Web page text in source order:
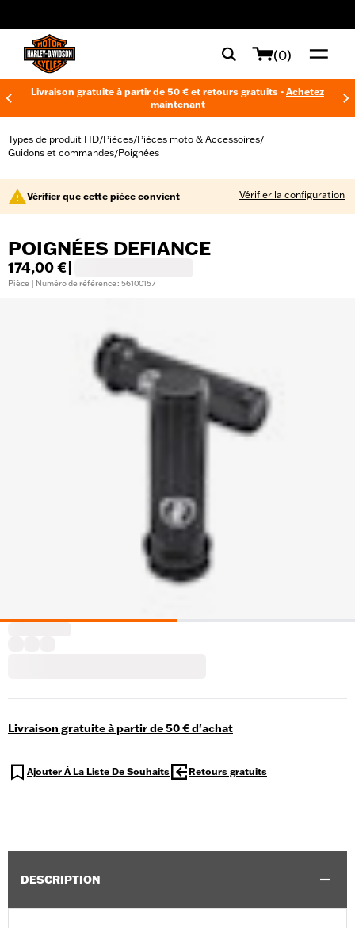
(0)
Livraison gratuite à partir de 50 € et retours gratuits - Achetez
maintenant
Types de produit HD/Pièces/Pièces moto & Accessoires/
Guidons et commandes/Poignées
Vérifier que cette pièce convient Vérifier la configuration
POIGNÉES DEFIANCE
174,00 €
Pièce | Numéro de référence : 56100157
Livraison gratuite à partir de 50 € d'achat
Ajouter À La Liste De Souhaits Retours gratuits
DESCRIPTION